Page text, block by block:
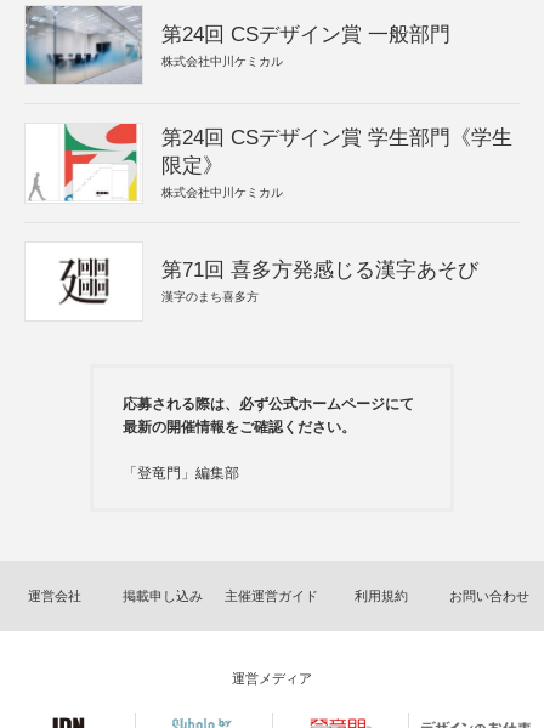
第24回 CSデザイン賞 一般部門
株式会社中川ケミカル
第24回 CSデザイン賞 学生部門《学生
限定》
株式会社中川ケミカル
第71回 喜多方発感じる漢字あそび
漢字のまち喜多方
応募される際は、必ず公式ホームページにて
最新の開催情報をご確認ください。
「登竜門」編集部
運営会社 掲載申し込み 主催運営ガイド 利用規約 お問い合わせ
運営メディア